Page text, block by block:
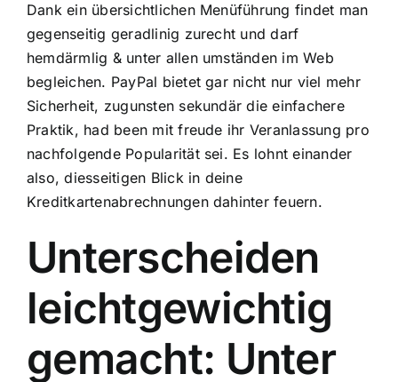
Dank ein übersichtlichen Menüführung findet man
gegenseitig geradlinig zurecht und darf
hemdärmlig & unter allen umständen im Web
begleichen. PayPal bietet gar nicht nur viel mehr
Sicherheit, zugunsten sekundär die einfachere
Praktik, had been mit freude ihr Veranlassung pro
nachfolgende Popularität sei. Es lohnt einander
also, diesseitigen Blick in deine
Kreditkartenabrechnungen dahinter feuern.
Unterscheiden
leichtgewichtig
gemacht: Unter